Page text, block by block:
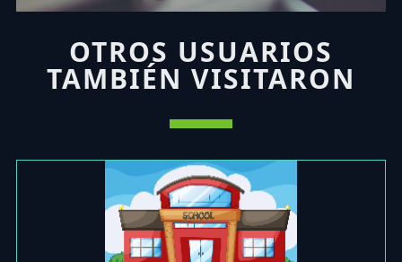
OTROS USUARIOS
TAMBIÉN VISITARON